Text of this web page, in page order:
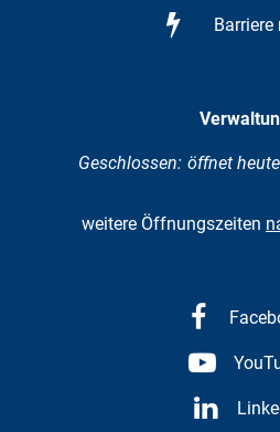
Barriere
Klicken, um weitere
Geschlossen: öffnet
weitere Öffnungszeiten